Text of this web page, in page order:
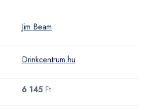
Jim Beam
Drinkcentrum.hu
6 145Ft